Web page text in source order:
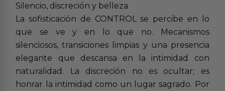
Silencio, discreción y belleza
La sofisticación de CONTROL se percibe en lo
que se ve y en lo que no. Mecanismos
silenciosos, transiciones limpias y una presencia
elegante que descansa en la intimidad con
naturalidad. La discreción no es ocultar; es
honrar la intimidad como un lugar sagrado. Por